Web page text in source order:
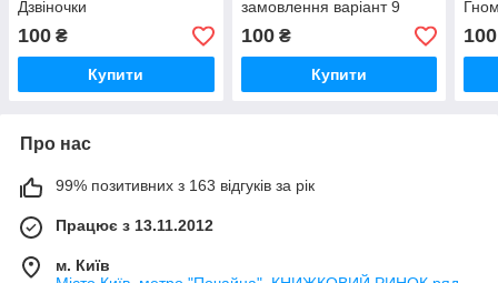
Дзвіночки
100 ₴
Купити
замовлення варіант 9
100₴
Купити
100
Про нас
99% позитивних з 163 відгуків за рік
Працює з 13.11.2012
м. Київ